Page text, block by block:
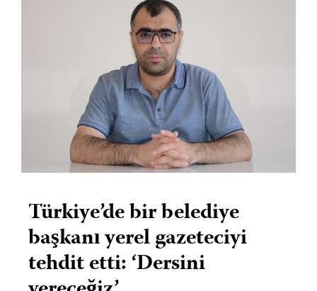
Türkiye’de bir belediye
başkanı yerel gazeteciyi
tehdit etti: ‘Dersini